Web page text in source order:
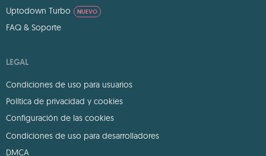
Uptodown Turbo
NUEVO
FAQ & Soporte
LEGAL
Condiciones de uso para usuarios
Política de privacidad y cookies
Configuración de las cookies
Condiciones de uso para desarrolladores
DMCA